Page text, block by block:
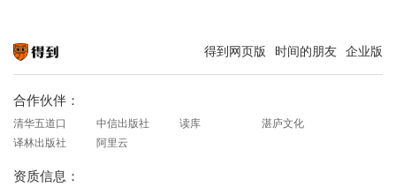
得到网页版 时间的朋友 企业版
合作伙伴：
清华五道口 中信出版社 读库
湛庐文化
译林出版社
阿里云
资质信息：